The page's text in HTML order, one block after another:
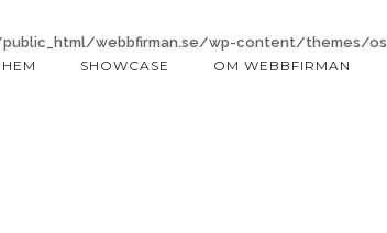
webbfirman.se/wp-content/themes/
HEM
SHOWCASE OM WEBBFIRMAN